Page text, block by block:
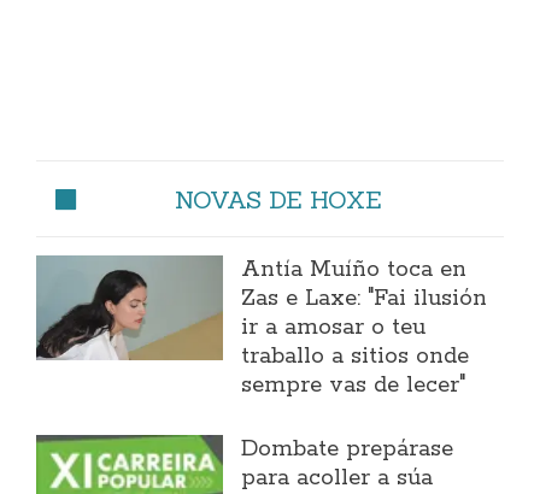
NOVAS DE HOXE
Antía Muíño toca en
Zas e Laxe: "Fai ilusión
ir a amosar o teu
traballo a sitios onde
sempre vas de lecer"
Dombate prepárase
para acoller a súa